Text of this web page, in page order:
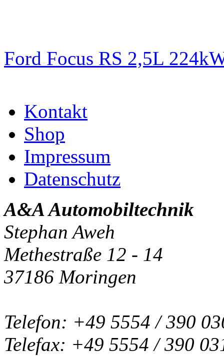
Ford Focus RS 2,5L
Kontakt
Shop
Impressum
Datenschutz
A&A Automobiltechnik
Stephan Aweh
Methestraße 12 - 14
37186 Moringen
Telefon: +49 5554 / 390
Telefax: +49 5554 / 390